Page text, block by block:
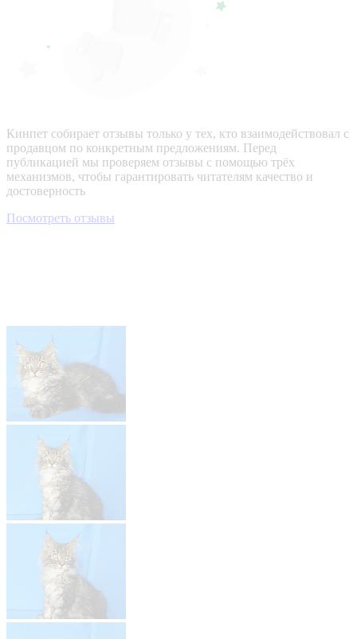
Кинпет собирает отзывы только у тех, кто взаимодействовал с
продавцом по конкретным предложениям. Перед
публикацией мы проверяем отзывы с помощью трёх
механизмов, чтобы гарантировать читателям качество и
достоверность
Посмотреть отзывы